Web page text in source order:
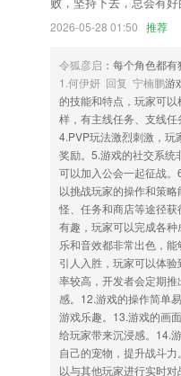
科室专家排班信息，方便患者就
5,* 拖拽放大和缩小图片，细看
6,发票查验:通过APP/扫码枪扫
票面信息支持增值税专用发票
增值税普通发票(卷票)、增值税
发票、二手车销售统一发票、
国民彩票网app下载安
1.让学习更加简单，在软件上
会有时间限制，更加方便
2.有了这款软件之后，2265用
进行教学了
3.海量题库，在线题库，各科
4.·全国普通话发音拼音通用题库
5.报名：学车报名，在线预约。
2026-05-28 01:50 推荐
令狐彦启 ：每个角色都
1.何伊妍 回复 宁楠鹏游
的技能和特点，玩家可
样，有主线任务、支线任
4.PVP玩法激烈刺激，玩
奖励。5.游戏的社交系统
可以加入公会一起征战
以挑战玩家的操作和策
怪、任务和商店等途径
有趣，玩家可以完成各
乐和音效都非常出色，
引人入胜，玩家可以体
率较高，开发者会定期
感。12.游戏的操作简单
游戏乐趣。13.游戏的画
给玩家带来沉浸感。14.
自己的宠物，提升战斗
以与其他玩家进行实时